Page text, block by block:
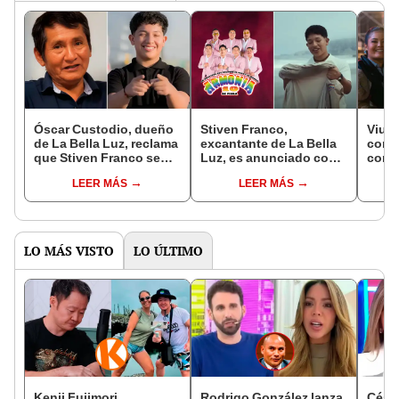
Óscar Custodio, dueño
de La Bella Luz, reclama
que Stiven Franco se
pesar de estar bajo
contrato: "Hasta abril de
LEER MÁS
Stiven Franco,
excantante de La Bella
Luz, es anunciado como
Armonía 10: “Soñé con
ser muy grande”
LEER MÁS
"Tu
LO MÁS VISTO LO ÚLTIMO